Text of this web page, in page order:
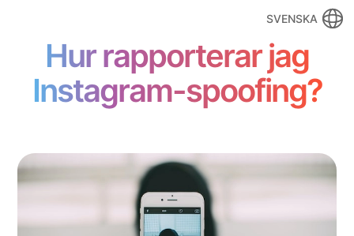
SVENSKA
Hur rapporterar jag
Instagram-spoofing?